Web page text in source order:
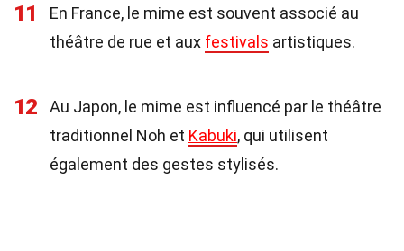
11
En France, le mime est souvent associé au
théâtre de rue et aux festivals artistiques.
12
Au Japon, le mime est influencé par le théâtre
traditionnel Noh et Kabuki, qui utilisent
également des gestes stylisés.